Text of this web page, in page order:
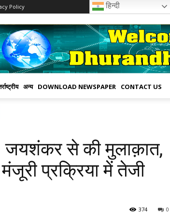
Policy हिन्दी
अन्य DOWNLOAD NEWSPAPER CONTACT US
पंचेश्वर बांध परियोजना...
जयशंकर से की मुलाक़ात,
प्रक्रिया में तेजी
0
374